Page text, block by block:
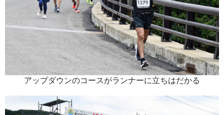
アップダウンのコースがランナーに立ちはだかる